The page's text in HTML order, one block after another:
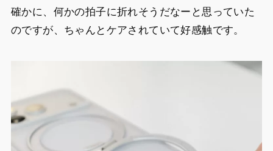
確かに、何かの拍子に折れそうだなーと思っていた
のですが、ちゃんとケアされていて好感触です。